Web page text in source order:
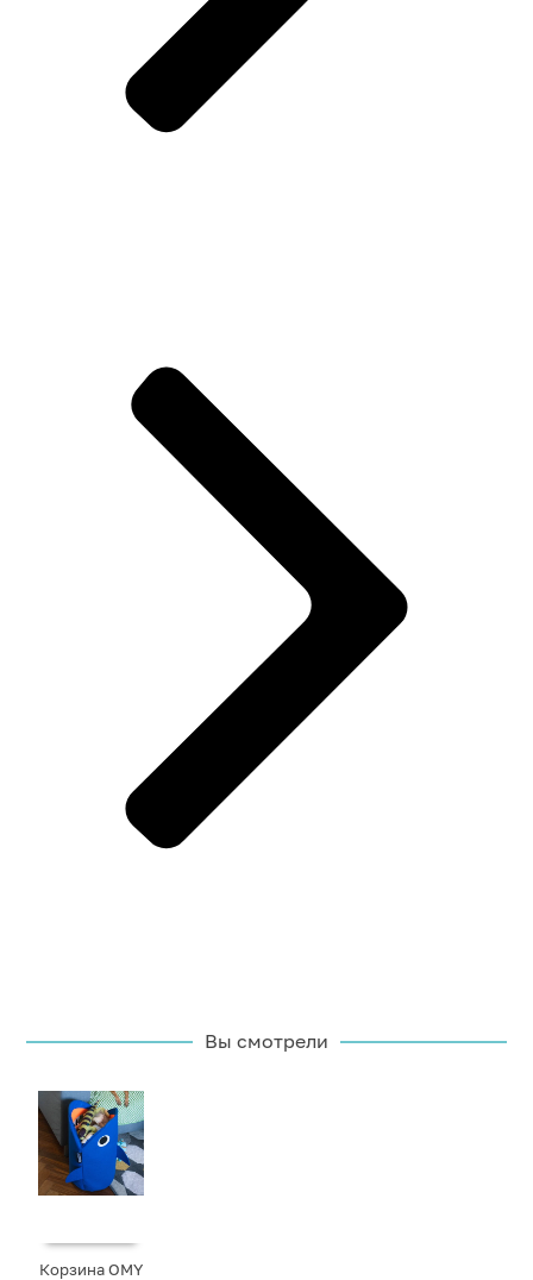
Вы смотрели
Корзина OMY